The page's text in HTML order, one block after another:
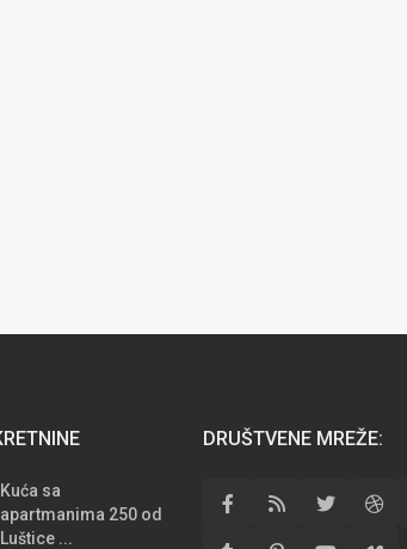
Kuća sa
apartmanima 250 od
Luštice ...
DRUŠTVENE MREŽE: